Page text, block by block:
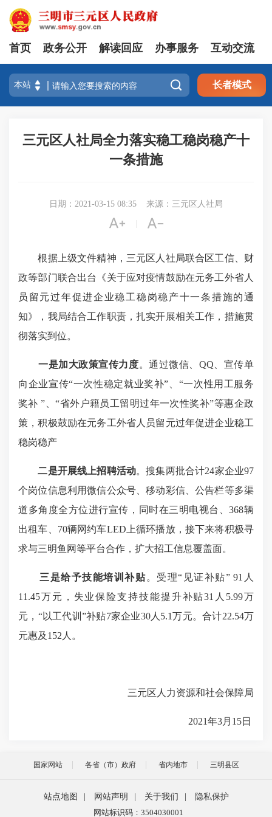
首页 政务公开 解读回应 办事服务 互动交流
 长者模式
三元区人社局全力落实稳工稳岗稳产十
一条措施
日期：2021-03-15 08:35 来源：三元区人社局
 
根据上级文件精神，三元区人社局联合区工信、财
政等部门联合出台《关于应对疫情鼓励在元务工外省人
员留元过年促进企业稳工稳岗稳产十一条措施的通
知》，我局结合工作职责，扎实开展相关工作，措施贯
彻落实到位。
一是加大政策宣传力度。通过微信、QQ、宣传单
向企业宣传“一次性稳定就业奖补”、“一次性用工服务
奖补 ”、“省外户籍员工留明过年一次性奖补”等惠企政
策，积极鼓励在元务工外省人员留元过年促进企业稳工
稳岗稳产
二是开展线上招聘活动。搜集两批合计24家企业97
个岗位信息利用微信公众号、移动彩信、公告栏等多渠
道多角度全方位进行宣传，同时在三明电视台、368辆
出租车、70辆网约车LED上循环播放，接下来将积极寻
求与三明鱼网等平台合作，扩大招工信息覆盖面。
三是给予技能培训补贴。受理“见证补贴” 91人
11.45万元，失业保险支持技能提升补贴31人5.99万
元，“以工代训”补贴7家企业30人5.1万元。合计22.54万
元惠及152人。
三元区人力资源和社会保障局
2021年3月15日
国家网站 各省（市）政府 省内地市 三明县区
站点地图 网站声明 关于我们
隐私保护
网站标识码：3504030001